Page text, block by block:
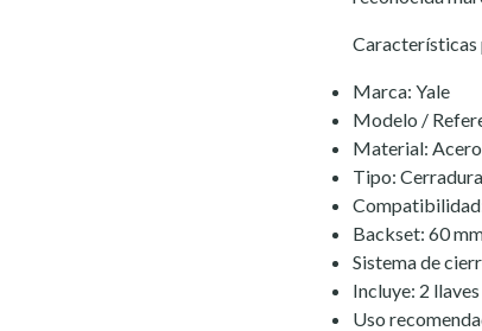
Características
Marca: Yale
Modelo /
Material:
Tipo:
Backset: 60
Sistema de
Incluye: 2
Uso